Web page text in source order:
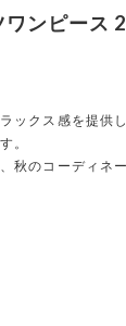
ワンピー
ックス感を提供
。
秋のコーディネ